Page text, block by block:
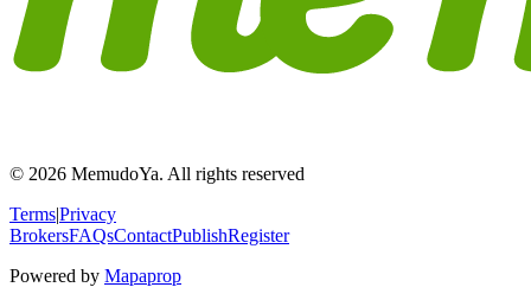
© 2026 MemudoYa. All rights reserved
Terms|Privacy
BrokersFAQsContactPublishRegister
Powered by Mapaprop